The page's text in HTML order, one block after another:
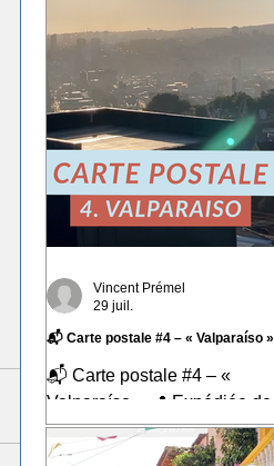
📬 Carte postale #4 – « Valparaíso »
📬 Carte postale #4 – «
Valparaíso » 📍 Expédiée de
: Valparaíso, Chili Cette
quatrième carte postale nous
Vincent Prémel
29 juil.